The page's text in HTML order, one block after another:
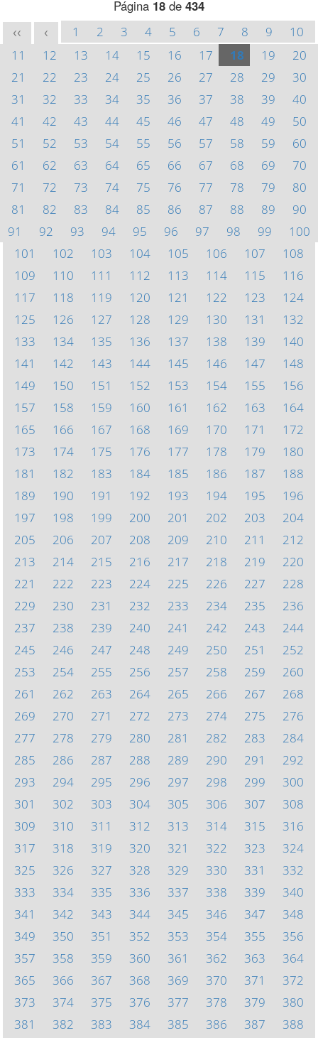
Página 18 de 434
<< < 1 2 3 4 5 6 7 8 9
10
11
12 13 14 15 16 17 18 19
20
21
22 23 24 25 26 27 28 29
30
31
32 33 34 35 36 37 38 39
40
41
42 43 44 45 46 47 48 49
50
51
52 53 54 55 56 57 58 59
60
61
62 63 64 65 66 67 68 69
70
71
72 73 74 75 76 77 78 79
80
81
82 83 84 85 86 87 88 89
90
91
92 93 94 95 96 97 98 99
100
101
102 103 104 105 106 107
108
109
110 111 112 113 114 115
116
117
118 119 120 121 122 123
124
125
126 127 128 129 130 131
132
133
134 135 136 137 138 139
140
141
142 143 144 145 146 147
148
149
150 151 152 153 154 155
156
157
158 159 160 161 162 163
164
165
166 167 168 169 170 171
172
173
174 175 176 177 178 179
180
181
182 183 184 185 186 187
188
189
190 191 192 193 194 195
196
197
198 199 200 201 202 203
204
205
206 207 208 209 210 211
212
213
214 215 216 217 218 219
220
221
222 223 224 225 226 227
228
229
230 231 232 233 234 235
236
237
238 239 240 241 242 243
244
245
246 247 248 249 250 251
252
253
254 255 256 257 258 259
260
261
262 263 264 265 266 267
268
269
270 271 272 273 274 275
276
277
278 279 280 281 282 283
284
285
286 287 288 289 290 291
292
293
294 295 296 297 298 299
300
301
302 303 304 305 306 307
308
309
310 311 312 313 314 315
316
317
318 319 320 321 322 323
324
325
326 327 328 329 330 331
332
333
334 335 336 337 338 339
340
341
342 343 344 345 346 347
348
349
350 351 352 353 354 355
356
357
358 359 360 361 362 363
364
365
366 367 368 369 370 371
372
373
374 375 376 377 378 379
380
381
382 383 384 385 386 387 388